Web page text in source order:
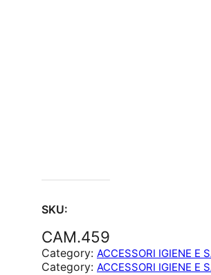
SKU:
CAM.459
Category: ACCESSORI IGIENE E
Category: ACCESSORI IGIENE E